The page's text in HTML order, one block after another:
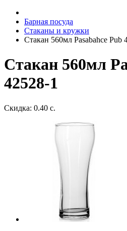
Барная посуда
Стаканы и кружки
Стакан 560мл Pasabahce Pub
Стакан 560мл
42528-1
Скидка: 0.40 с.